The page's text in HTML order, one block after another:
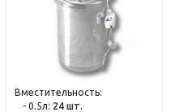
Вместительность:
- 0.5л: 24 шт.